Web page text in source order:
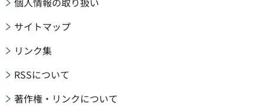
サイトマップ
リンク集
RSSについて
著作権・リンクについて